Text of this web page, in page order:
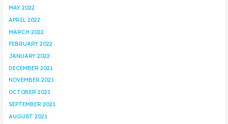
MAY 2022
APRIL 2022
MARCH 2022
FEBRUARY 2022
JANUARY 2022
DECEMBER 2021
NOVEMBER 2021
OCTOBER 2021
SEPTEMBER 2021
AUGUST 2021